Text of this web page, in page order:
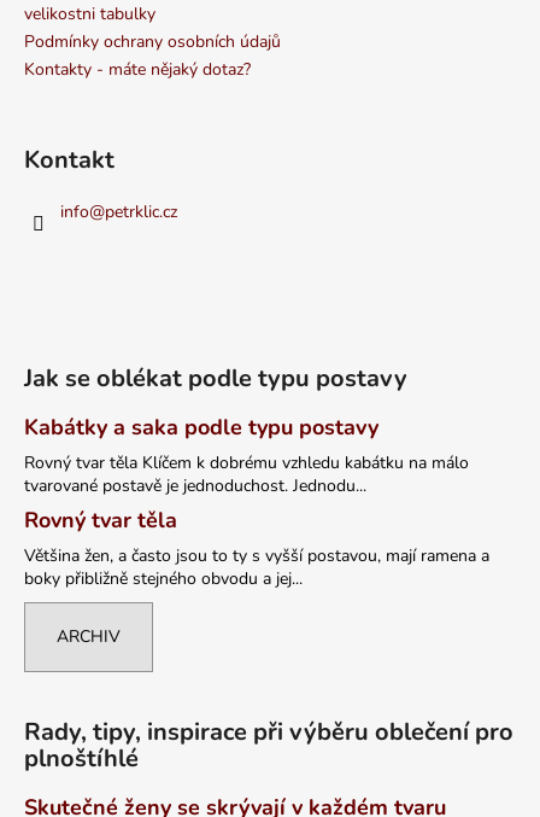
velikostni tabulky
Podmínky ochrany osobních údajů
Kontakty - máte nějaký dotaz?
Kontakt
info@petrklic.cz
Jak se oblékat podle typu postavy
Kabátky a saka podle typu postavy
Rovný tvar těla Klíčem k dobrému vzhledu kabátku na málo
tvarované postavě je jednoduchost. Jednodu...
Rovný tvar těla
Většina žen, a často jsou to ty s vyšší postavou, mají ramena a
boky přibližně stejného obvodu a jej...
ARCHIV
Rady, tipy, inspirace při výběru oblečení pro
plnoštíhlé
Skutečné ženy se skrývají v každém tvaru